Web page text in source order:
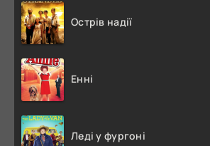
Острів надії
Енні
Леді у фургоні